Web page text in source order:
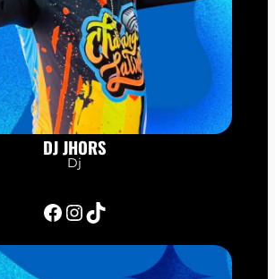
DJ JHORS
Dj
Facebook InstagramTikTok